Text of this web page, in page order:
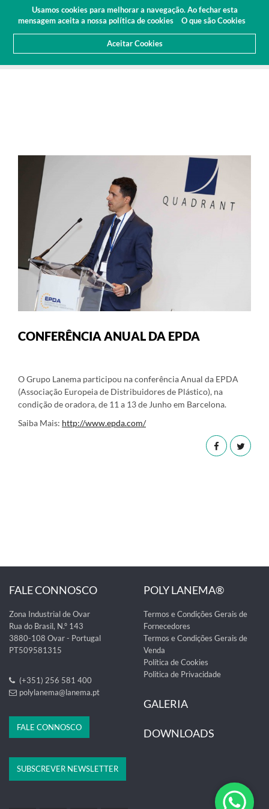
Usamos cookies para melhorar a navegação. Ao fechar esta
mensagem aceita a nossa política de cookies
O que são Cookies
Aceitar Cookies
Área Cliente
Orçamento(0)
CONFERÊNCIA ANUAL DA EPDA
O Grupo Lanema participou na conferência Anual da EPDA
(Associação Europeia de Distribuidores de Plástico), na
condição de oradora, de 11 a 13 de Junho em Barcelona.
Saiba Mais: http://www.epda.com/
FALE CONNOSCO
Zona Industrial de Ovar
Rua do Brasil, N.º 143
3880-108 Ovar - Portugal
PT509581315
(+351) 256 581 400
polylanema@lanema.pt
FALE CONNOSCO
POLY LANEMA®
Termos e Condições Gerais de
Fornecedores
Termos e Condições Gerais de
Venda
Política de Cookies
Politica de Privacidade
GALERIA
DOWNLOADS
SUBSCREVER NEWSLETTER